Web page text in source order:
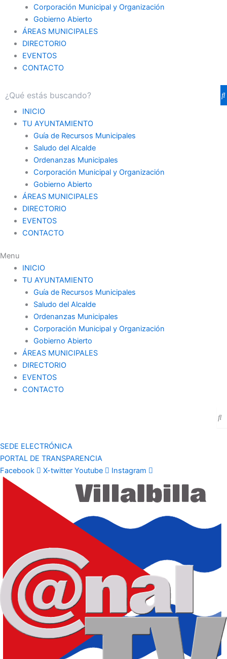
Corporación Municipal y Organización
Gobierno Abierto
ÁREAS MUNICIPALES
DIRECTORIO
EVENTOS
CONTACTO
INICIO
TU AYUNTAMIENTO
Guía de Recursos Municipales
Saludo del Alcalde
Ordenanzas Municipales
Corporación Municipal y Organización
Gobierno Abierto
ÁREAS MUNICIPALES
DIRECTORIO
EVENTOS
CONTACTO
Menu
INICIO
TU AYUNTAMIENTO
Guía de Recursos Municipales
Saludo del Alcalde
Ordenanzas Municipales
Corporación Municipal y Organización
Gobierno Abierto
ÁREAS MUNICIPALES
DIRECTORIO
EVENTOS
CONTACTO
SEDE ELECTRÓNICA
PORTAL DE TRANSPARENCIA
Facebook
X-twitter Youtube Instagram